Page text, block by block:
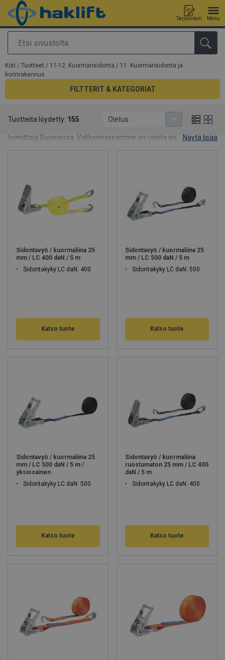
Etsi
Tarjouskori Menu
Tuote lisätty tarjouspyyntöön
Koti / Tuotteet / 11-12. Kuormansidonta / 11. Kuormansidonta ja
korinrakennus
FILTTERIT & KATEGORIAT
Haklift on Suomen suurin kuormansidontavöiden ja kuormaliinojen
toimittaja Suomessa. Valikoimassamme on useita erilaisia
merirahteihin. Varastovalikoimassamme on myös
kuormansidontavälineet trailerien sidontaan, autojen sidontaan,
pyörätuolien sidontaan, kiskosidontaan ja moniin muihin kohteisiin.
Kuormansidontavyömme on aina valmistettu laadukkaista
Kuormaliinoissa käytetyt komponentit on esimerkiksi valmistettu
ovat EU-standardin EN 12195-2 mukaisia LC-arvoineen! EU-
Oman Suomessa sijaitsevan ompelimomme ansiosta
toimitamme myös erikoistyypit ja -pituudet, sekä
sidontalujuuksiltaan suuremmat kuormansidontavyöt nopeasti.
Olemme toimittaneet kotimaisesta ompelimostamme
räätälöidyt nostovyöt, nostoliinat, taakkaliinat, sidontavyöt ja
kuormansidontaliinat ja erilaiset asiakastuotteet. Teemme
asiakkaiden tarpeiden mukaisesti jokaiseen käyttökohteeseen
sidontavyön päätteitä, polyesternauhoja ja muita komponentteja.
Näin voimme taata asiakkaillemme nopeat toimitusajat myös
räätälöidyissä tuotteissa. Toimitamme myös erikoistyyppisiä
tuotteita, kuten kiipeilyverkkoja, suojaverkkoja ja nostomattoja.
teetämme nopeasti asiakkaan mittojen mukaisesti.
Tarjoamme asiakkaillemme myös laadukkaat
Näytä lisää
Tuotteita löydetty: 155 Oletus
Sidontavyö / kuormaliina 25
mm / LC 400 daN / 5 m
Sidontakyky LC daN: 400
Katso tuote
Sidontavyö / kuormaliina 25
mm / LC 500 daN / 5 m
Sidontakyky LC daN: 500
Katso tuote
Sidontavyö / kuormaliina 25
mm / LC 500 daN / 5 m /
yksiosainen
Sidontakyky LC daN: 500
Katso tuote
Sidontavyö / kuormaliina
ruostumaton 25 mm / LC 400
daN / 5 m
Sidontakyky LC daN: 400
Katso tuote